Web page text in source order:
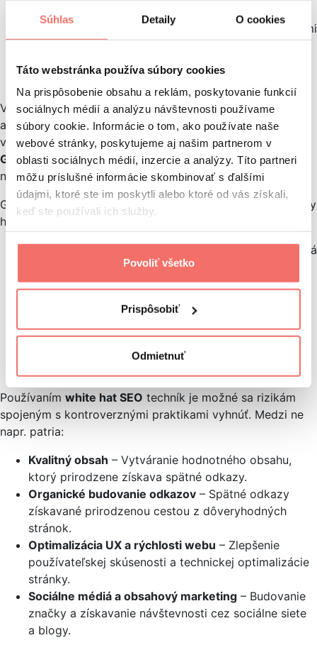
Súhlas Detaily O cookies
Táto webstránka používa súbory cookies
Na prispôsobenie obsahu a reklám, poskytovanie funkcií
sociálnych médií a analýzu návštevnosti používame
súbory cookie. Informácie o tom, ako používate naše
webové stránky, poskytujeme aj našim partnerom v
oblasti sociálnych médií, inzercie a analýzy. Títo partneri
môžu príslušné informácie skombinovať s ďalšími
údajmi, ktoré ste im poskytli alebo ktoré od vás získali,
keď ste používali ich služby.
Povoliť všetko
Prispôsobiť
Odmietnuť
hat SEO techniku, ktorá sa zameriava na nákup
domén s vyššou autoritou a nadobudnutými spätnými
na vaše stránky alebo sú využívané na ďalšiu tvorbu
obsahu zameraného na relevantné kľúčové slová.
Vyhľadávače, najmä Google, neustále aktualizujú svoje
algoritmy, aby obmedzili manipuláciu s výsledkami
vyhľadávania. Updaty algoritmov akoGoogle Penguin
Google Pandasa špecificky zameriavajú na odhaľovanie
nekvalitných a umelých SEO techník.
Google využíva niekoľko spôsobov, ako bojovať proti grey
hat SEO technikám:
– Stránka môže byť znížená
v hodnotení vo vyhľadávaní, ak algoritmus zistí
podozrivé správanie.
Manuálne sankcie – Google má tím, ktorý môže
manuálne penalizovať stránky za neetické SEO
praktiky.
– Pri závažných porušeniach môže byť
Používaním white hat SEO techník je možné sa rizikám
spojeným s kontroverznými praktikami vyhnúť. Medzi ne
napr. patria:
Kvalitný obsah – Vytváranie hodnotného obsahu,
ktorý prirodzene získava spätné odkazy.
Organické budovanie odkazov – Spätné odkazy
získavané prirodzenou cestou z dôveryhodných
stránok.
Optimalizácia UX a rýchlosti webu – Zlepšenie
používateľskej skúsenosti a technickej optimalizácie
stránky.
Sociálne médiá a obsahový marketing – Budovanie
značky a získavanie návštevnosti cez sociálne siete
a blogy.